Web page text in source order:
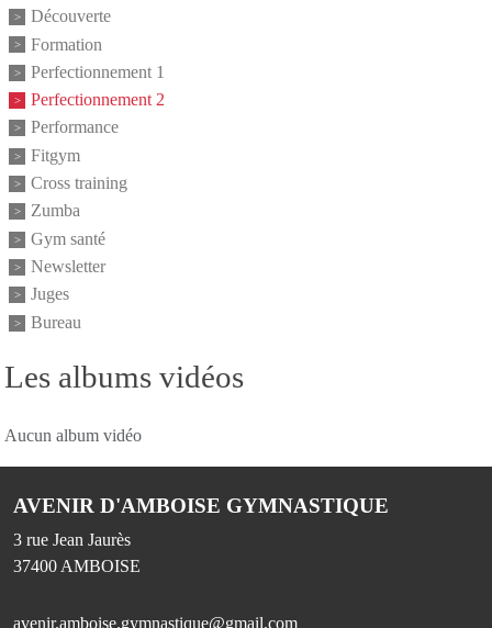
Les albums vidéos
Aucun album vidéo
Découverte
Formation
Perfectionnement 1
Perfectionnement 2
Performance
Fitgym
Cross training
Zumba
Gym santé
Newsletter
Juges
Bureau
AVENIR D'AMBOISE GYMNASTIQUE
3 rue Jean Jaurès
37400 AMBOISE
avenir.amboise.gymnastique@gmail.com